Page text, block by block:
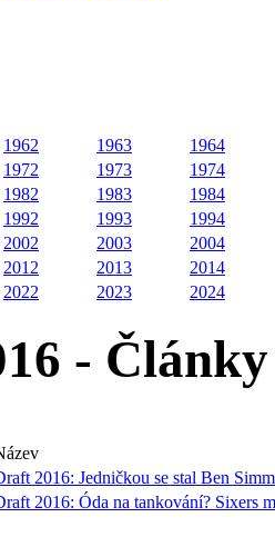
1962 1963
1964
1972 1973
1974
1982 1983
1984
1992 1993
1994
2002 2003
2004
2012 2013
2014
2022 2023 2024
- Články
2016: Jedničkou se stal Ben
2016: Óda na tankování? Sixers